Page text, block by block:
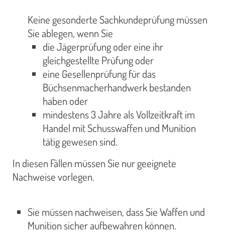
Keine gesonderte Sachkundeprüfung müssen
Sie ablegen, wenn Sie
die Jägerprüfung oder eine ihr
gleichgestellte Prüfung oder
eine Gesellenprüfung für das
Büchsenmacherhandwerk bestanden
haben oder
mindestens 3 Jahre als Vollzeitkraft im
Handel mit Schusswaffen und Munition
tätig gewesen sind.
In diesen Fällen müssen Sie nur geeignete
Nachweise vorlegen.
Sie müssen nachweisen, dass Sie Waffen und
Munition sicher aufbewahren können.